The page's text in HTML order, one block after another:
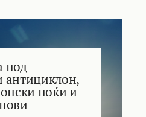
под
антициклон,
ноќи и